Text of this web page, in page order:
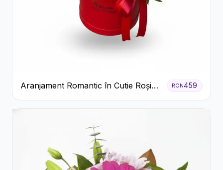
Aranjament Romantic în Cutie Roșie
cu Trandafiri și Crizanteme
RON459